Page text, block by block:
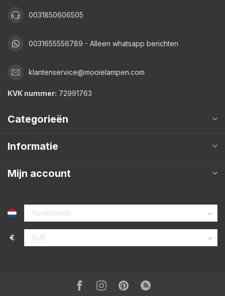
0031850606505
0031655556789 - Alleen whatsapp berichten
klantenservice@mooielampen.com
KVK nummer: 72991763
Categorieën
Informatie
Mijn account
€